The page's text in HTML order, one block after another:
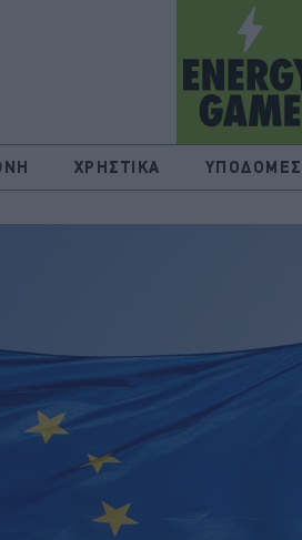
ΧΡΗΣΤΙΚΑ ΥΠΟΔΟΜΕΣ